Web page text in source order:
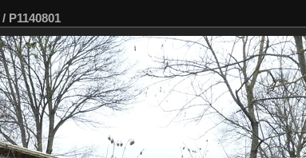
/ P1140801